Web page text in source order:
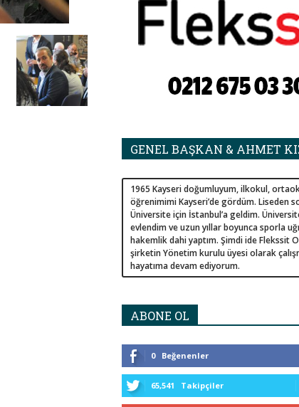
GENEL BAŞKAN & AHMET
1965 Kayseri doğumluyum, ilkokul,
öğrenimimi Kayseri’de gördüm. Liseden
Üniversite için İstanbul’a geldim.
evlendim ve uzun yıllar boyunca sporla
hakemlik dahi yaptım. Şimdi ide Flekssit
şirketin Yönetim kurulu üyesi olarak
hayatıma devam ediyorum.
ABONE OL
0 Beğenenler
65,541 Takipçiler